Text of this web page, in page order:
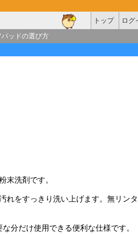
トップ ログ
ッドの選び方
末洗剤です。
れをすっきり洗い上げます。無リン
分だけ使用できる便利な仕様です。